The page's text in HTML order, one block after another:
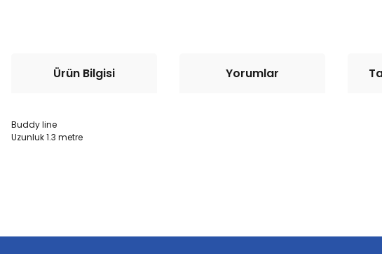
Ürün Bilgisi Yorumlar
Buddy line
Uzunluk 1.3 metre